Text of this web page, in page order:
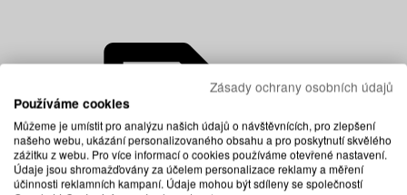
Zásady ochrany osobních údajů
Používáme cookies
Můžeme je umístit pro analýzu našich údajů o návštěvnících, pro zlepšení
našeho webu, ukázání personalizovaného obsahu a pro poskytnutí skvělého
zážitku z webu. Pro více informací o cookies používáme otevřené nastavení.
Údaje jsou shromažďovány za účelem personalizace reklamy a měření
účinnosti reklamních kampaní. Údaje mohou být sdíleny se společností